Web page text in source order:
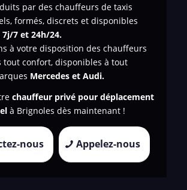
par des chauffeurs de taxis
formés, discrets et disponibles
7 et 24h/24.
à votre disposition des chauffeurs
tout confort, disponibles à tout
Mercedes et Audi.
chauffeur privé pour déplacement
à Brignoles dès maintenant !
nous Appelez-nous